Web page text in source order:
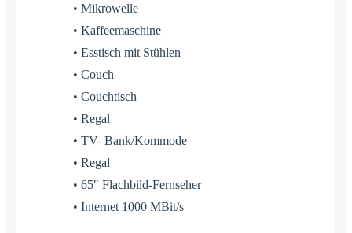
• Mikrowelle
• Kaffeemaschine
• Esstisch mit Stühlen
• Couch
• Couchtisch
• Regal
• TV- Bank/Kommode
• Regal
• 65″ Flachbild-Fernseher
• Internet 1000 MBit/s